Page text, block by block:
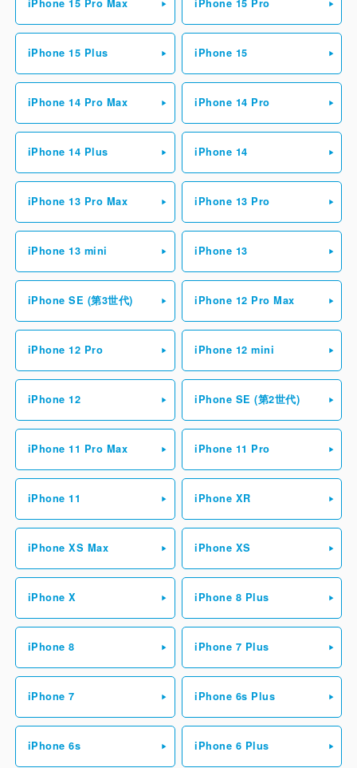
iPhone 15 Pro Max iPhone 15 Pro
iPhone 15 Plus iPhone 15
iPhone 14 Pro Max iPhone 14 Pro
iPhone 14 Plus iPhone 14
iPhone 13 Pro Max iPhone 13 Pro
iPhone 13 mini iPhone 13
iPhone SE (第3世代) iPhone 12 Pro Max
iPhone 12 Pro iPhone 12 mini
iPhone 12 iPhone SE (第2世代)
iPhone 11 Pro Max iPhone 11 Pro
iPhone 11 iPhone XR
iPhone XS Max iPhone XS
iPhone X iPhone 8 Plus
iPhone 8 iPhone 7 Plus
iPhone 7 iPhone 6s Plus
iPhone 6s iPhone 6 Plus